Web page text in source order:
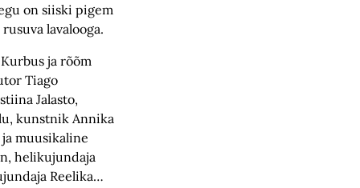
on siiski pigem
lavalooga.
ja rõõm
Tiago
Jalasto,
kunstnik Annika
muusikaline
helikujundaja
Reelika…